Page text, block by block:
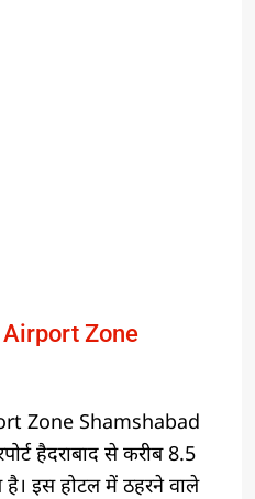
Zone
Zone Shamshabad
हैदराबाद से करीब 8.5
है। इस होटल में ठहरने वाले